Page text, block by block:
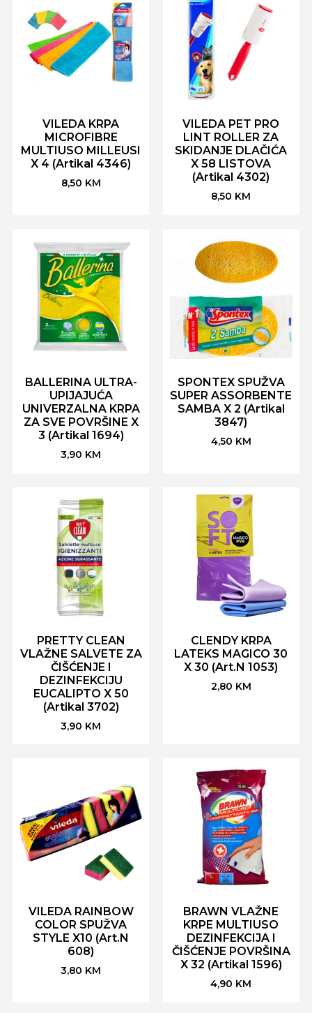
VILEDA KRPA
MICROFIBRE
MULTIUSO MILLEUSI
X 4 (Artikal 4346)
8,50 KM
VILEDA PET PRO
LINT ROLLER ZA
SKIDANJE DLAČIĆA
X 58 LISTOVA
(Artikal 4302)
8,50 KM
BALLERINA ULTRA-
UPIJAJUĆA
UNIVERZALNA KRPA
ZA SVE POVRŠINE X
3 (Artikal 1694)
3,90 KM
SPONTEX SPUŽVA
SUPER ASSORBENTE
SAMBA X 2 (Artikal
3847)
4,50 KM
PRETTY CLEAN
VLAŽNE SALVETE ZA
ČIŠĆENJE I
DEZINFEKCIJU
EUCALIPTO X 50
(Artikal 3702)
3,90 KM
CLENDY KRPA
LATEKS MAGICO 30
X 30 (Art.N 1053)
2,80 KM
VILEDA RAINBOW
COLOR SPUŽVA
STYLE X10 (Art.N
608)
3,80 KM
BRAWN VLAŽNE
KRPE MULTIUSO
DEZINFEKCIJA I
ČIŠĆENJE POVRŠINA
X 32 (Artikal 1596)
4,90 KM